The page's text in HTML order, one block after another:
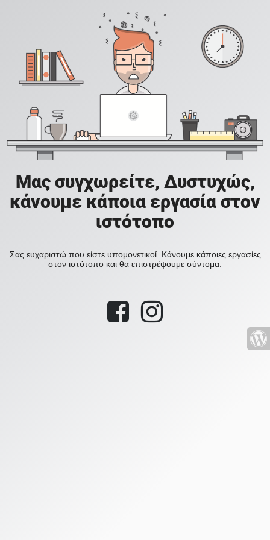
Μας συγχωρείτε, Δυστυχώς,
κάνουμε κάποια εργασία στον
ιστότοπο
Σας ευχαριστώ που είστε υπομονετικοί. Κάνουμε κάποιες εργασίες
στον ιστότοπο και θα επιστρέψουμε σύντομα.